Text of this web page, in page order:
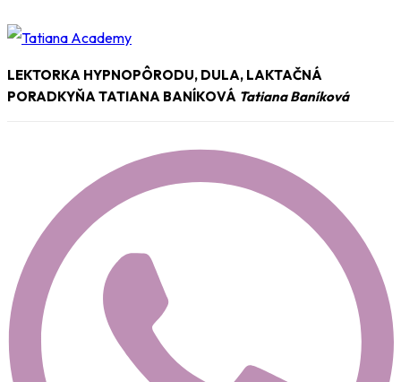
nemocnici
Stará
Ľubovňa
LEKTORKA HYPNOPÔRODU, DULA, LAKTAČNÁ
PORADKYŇA TATIANA BANÍKOVÁ Tatiana Baníková